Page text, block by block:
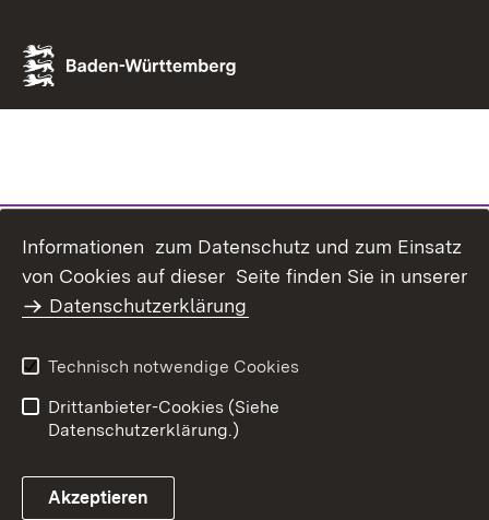
Informationen zum Datenschutz und zum Einsatz
von Cookies auf dieser Seite finden Sie in unserer
Datenschutzerklärung
Technisch notwendige Cookies
Drittanbieter-Cookies (Siehe
Datenschutzerklärung.)
Akzeptieren